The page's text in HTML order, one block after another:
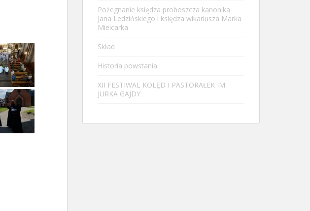
Pożegnanie księdza proboszcza kanonika
Jana Ledzińskiego i księdza wikariusza Marka
Mielcarka
Skład
Historia powstania
XII FESTIWAL KOLĘD I PASTORAŁEK IM.
JURKA GAJDY